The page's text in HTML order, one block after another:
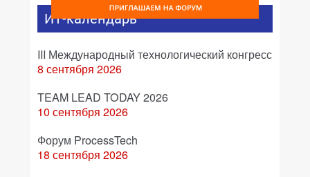
ИТ-календарь
III Международный технологический конгресс
8 сентября 2026
TEAM LEAD TODAY 2026
10 сентября 2026
Форум ProcessTech
18 сентября 2026